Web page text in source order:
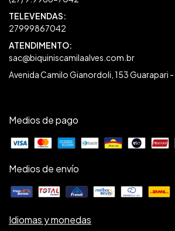
27999867042
sac@biquiniscamilaalves.com.br
Avenida Camilo Gianordoli, 153 Guarapari
Medios de pago
Medios de envío
Idiomas y monedas